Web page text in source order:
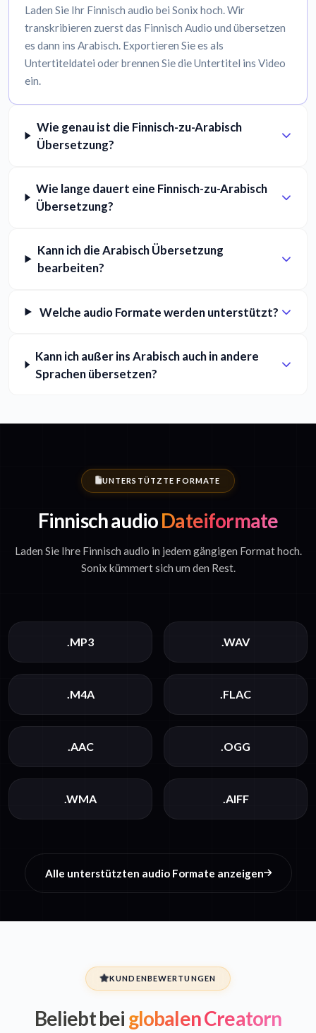
Laden Sie Ihr Finnisch audio bei Sonix hoch. Wir
transkribieren zuerst das Finnisch Audio und übersetzen
es dann ins Arabisch. Exportieren Sie es als
Untertiteldatei oder brennen Sie die Untertitel ins Video
ein.
Wie genau ist die Finnisch-zu-Arabisch
Übersetzung?
Wie lange dauert eine Finnisch-zu-Arabisch
Übersetzung?
Kann ich die Arabisch Übersetzung
bearbeiten?
Welche audio Formate werden unterstützt?
Kann ich außer ins Arabisch auch in andere
Sprachen übersetzen?
UNTERSTÜTZTE FORMATE
Finnisch audioDateiformate
Laden Sie Ihre Finnisch audio in jedem gängigen Format hoch.
Sonix kümmert sich um den Rest.
.MP3 .WAV
.M4A .FLAC
.AAC .OGG
.WMA .AIFF
Alle unterstützten audio Formate anzeigen
KUNDENBEWERTUNGEN
Beliebt bei globalen Creatorn